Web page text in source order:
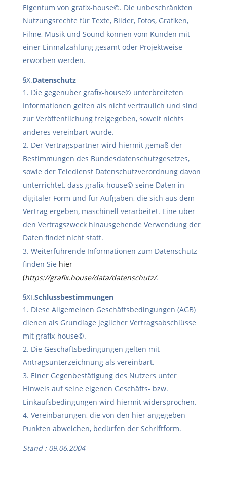
Eigentum von grafix-house©. Die unbeschränkten
Nutzungsrechte für Texte, Bilder, Fotos, Grafiken,
Filme, Musik und Sound können vom Kunden mit
einer Einmalzahlung gesamt oder Projektweise
erworben werden.
§X.Datenschutz
Die gegenüber grafix-house© unterbreiteten
Informationen gelten als nicht vertraulich und sind
zur Veröffentlichung freigegeben, soweit nichts
anderes vereinbart wurde.
Der Vertragspartner wird hiermit gemäß der
Bestimmungen des Bundesdatenschutzgesetzes,
sowie der Teledienst Datenschutzverordnung davon
unterrichtet, dass grafix-house© seine Daten in
digitaler Form und für Aufgaben, die sich aus dem
Vertrag ergeben, maschinell verarbeitet. Eine über
den Vertragszweck hinausgehende Verwendung der
Daten findet nicht statt.
Weiterführende Informationen zum Datenschutz
finden Sie hier
(https://grafix.house/data/datenschutz/.
§XI.Schlussbestimmungen
Diese Allgemeinen Geschäftsbedingungen (AGB)
dienen als Grundlage jeglicher Vertragsabschlüsse
mit grafix-house©.
Die Geschäftsbedingungen gelten mit
Antragsunterzeichnung als vereinbart.
Einer Gegenbestätigung des Nutzers unter
Hinweis auf seine eigenen Geschäfts- bzw.
Einkaufsbedingungen wird hiermit widersprochen.
Vereinbarungen, die von den hier angegeben
Punkten abweichen, bedürfen der Schriftform.
Stand : 09.06.2004